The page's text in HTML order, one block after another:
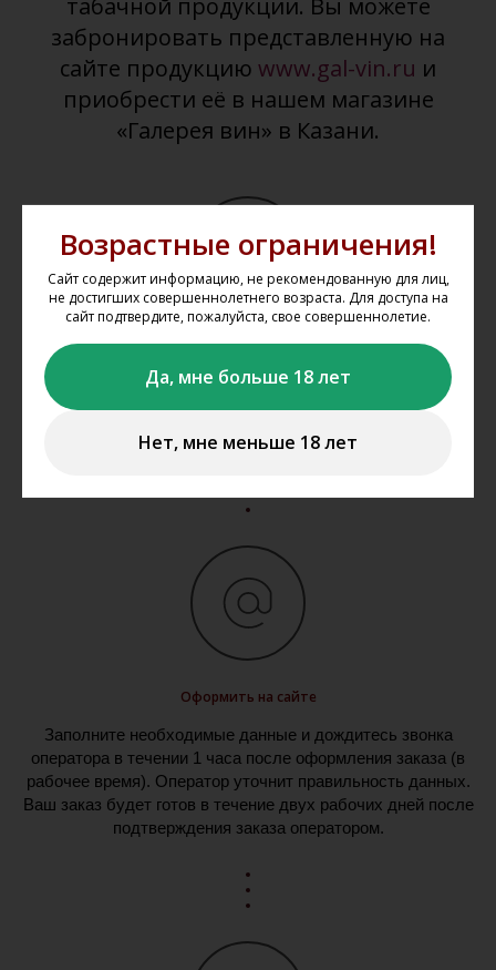
Возрастные ограничения!
Сайт содержит информацию, не рекомендованную для лиц,
не достигших совершеннолетнего возраста. Для доступа на
сайт подтвердите, пожалуйста, свое совершеннолетие.
Да, мне больше 18 лет
Нет, мне меньше 18 лет
табачной продукции. Вы можете
забронировать представленную на
сайте продукцию www.gal-vin.ru и
приобрести её в нашем магазине
«Галерея вин» в Казани.
Выбрать товар из каталога
Выбирайте понравившиеся товары в каталоге сайта,
добавляйте их в корзину, укажите один из магазинов, из
которого вы планируете забрать свой заказ.
Оформить на сайте
Заполните необходимые данные и дождитесь звонка
оператора в течении 1 часа после оформления заказа (в
рабочее время). Оператор уточнит правильность данных.
Ваш заказ будет готов в течение двух рабочих дней после
подтверждения заказа оператором.